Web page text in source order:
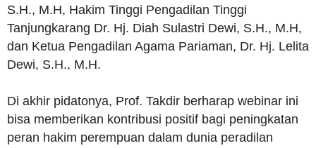
S.H., M.H, Hakim Tinggi Pengadilan Tinggi
Tanjungkarang Dr. Hj. Diah Sulastri Dewi, S.H., M.H,
dan Ketua Pengadilan Agama Pariaman, Dr. Hj. Lelita
Dewi, S.H., M.H.
Di akhir pidatonya, Prof. Takdir berharap webinar ini
bisa memberikan kontribusi positif bagi peningkatan
peran hakim perempuan dalam dunia peradilan